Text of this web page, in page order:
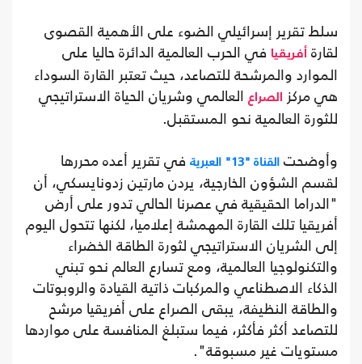
سلط تقرير إسرائيلي الضوء على الأهمية القصوى
لقارة أفريقيا في الحرب العالمية الدائرة حاليا على
الموارد والمرشحة للتصاعد، حيث تعتبر القارة السوداء
هي مركز الصراع العالمي وشريان الحياة الاستراتيجي
للثورة العالمية نحو المستقبل.
وأوضحت القناة "13" العبرية
في تقرير أعده محررها
لقسم الشؤون الخارجية، يردن مارتين زدونايسكي، أن
"الدراما الحقيقية في عصرنا الحالي تدور على أرض
أفريقيا تلك القارة المهمشة إعلاميا، لكنها تتحول اليوم
إلى الشريان الاستراتيجي لثورة الطاقة الخضراء
والتكنولوجيا العالمية، ومع تسارع العالم نحو تبني
الذكاء الاصطناعي والمركبات ذاتية القيادة والروبوتات
والطاقة النظيفة، يبقى الصراع على أفريقيا مرشح
للتصاعد أكثر فأكثر، فيما ستبلغ المنافسة على مواردها
مستويات غير مسبوقة".